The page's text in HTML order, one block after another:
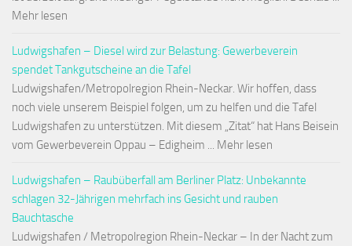
Mehr lesen
Ludwigshafen – Diesel wird zur Belastung: Gewerbeverein
spendet Tankgutscheine an die Tafel
Ludwigshafen/Metropolregion Rhein-Neckar. Wir hoffen, dass
noch viele unserem Beispiel folgen, um zu helfen und die Tafel
Ludwigshafen zu unterstützen. Mit diesem „Zitat“ hat Hans Beisein
vom Gewerbeverein Oppau – Edigheim ... Mehr lesen
Ludwigshafen – Raubüberfall am Berliner Platz: Unbekannte
schlagen 32-Jährigen mehrfach ins Gesicht und rauben
Bauchtasche
Ludwigshafen / Metropolregion Rhein-Neckar – In der Nacht zum